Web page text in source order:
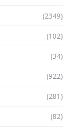
(2349)
(102)
(34)
(922)
(281)
(82)